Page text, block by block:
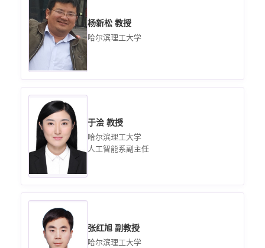
杨新松 教授
哈尔滨理工大学
于浍 教授
哈尔滨理工大学
人工智能系副主任
张红旭 副教授
哈尔滨理工大学